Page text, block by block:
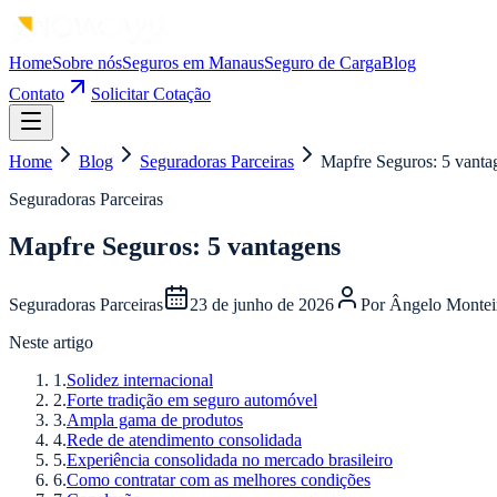
HomeSobre nósSeguros em ManausSeguro de CargaBlog
Contato
Solicitar Cotação
Home Blog Seguradoras Parceiras
Mapfre Seguros: 5
Seguradoras Parceiras
Mapfre Seguros: 5 vantagens
Seguradoras Parceiras 23 de junho de 2026 Por Ângelo
Neste artigo
1 .Solidez internacional
2.Forte tradição em seguro automóvel
3.Ampla gama de produtos
4.Rede de atendimento consolidada
5.Experiência consolidada no mercado brasileiro
6.Como contratar com as melhores condições